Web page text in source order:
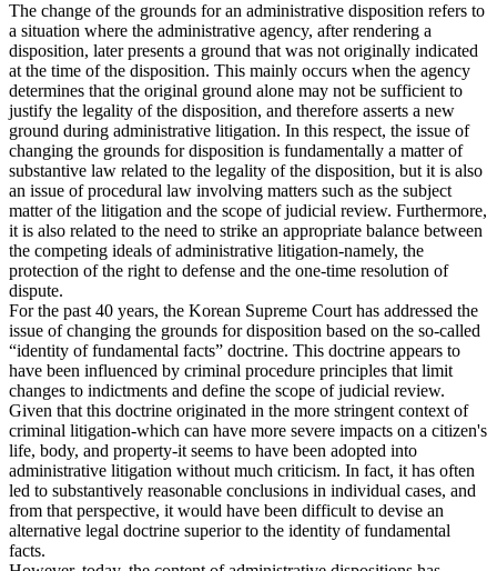
The change of the grounds for an administrative disposition refers to
a situation where the administrative agency, after rendering a
disposition, later presents a ground that was not originally indicated
at the time of the disposition. This mainly occurs when the agency
determines that the original ground alone may not be sufficient to
justify the legality of the disposition, and therefore asserts a new
ground during administrative litigation. In this respect, the issue of
changing the grounds for disposition is fundamentally a matter of
substantive law related to the legality of the disposition, but it is also
an issue of procedural law involving matters such as the subject
matter of the litigation and the scope of judicial review. Furthermore,
it is also related to the need to strike an appropriate balance between
the competing ideals of administrative litigation-namely, the
protection of the right to defense and the one-time resolution of
dispute.
For the past 40 years, the Korean Supreme Court has addressed the
issue of changing the grounds for disposition based on the so-called
“identity of fundamental facts” doctrine. This doctrine appears to
have been influenced by criminal procedure principles that limit
changes to indictments and define the scope of judicial review.
Given that this doctrine originated in the more stringent context of
criminal litigation-which can have more severe impacts on a citizen's
life, body, and property-it seems to have been adopted into
administrative litigation without much criticism. In fact, it has often
led to substantively reasonable conclusions in individual cases, and
from that perspective, it would have been difficult to devise an
alternative legal doctrine superior to the identity of fundamental
facts.